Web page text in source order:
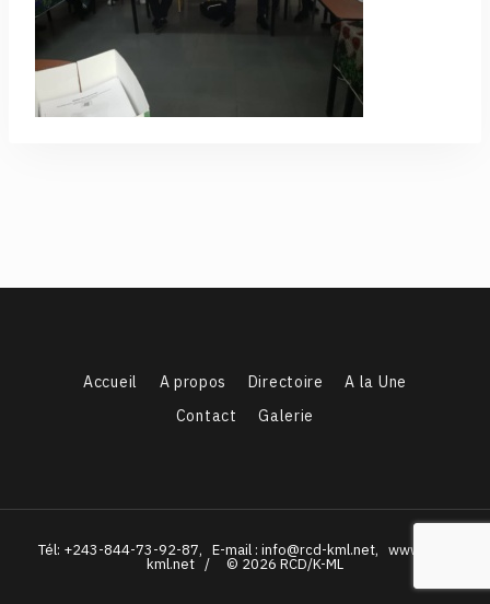
Accueil A propos Directoire
A la Une
Contact
Galerie
Tél: +243-844-73-92-87, E-mail : info@rcd-kml.net, www.rcd-
kml.net / © 2026 RCD/K-ML